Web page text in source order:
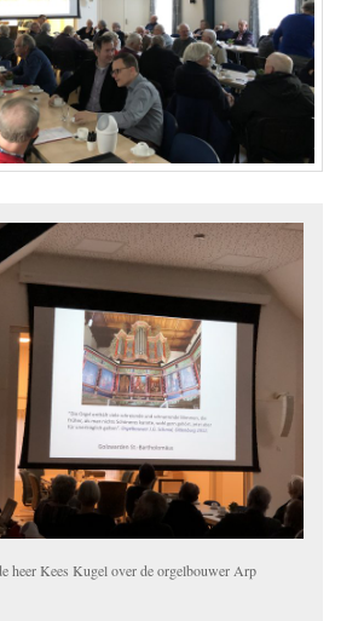
heer Kees Kugel over de orgelbouwer Arp